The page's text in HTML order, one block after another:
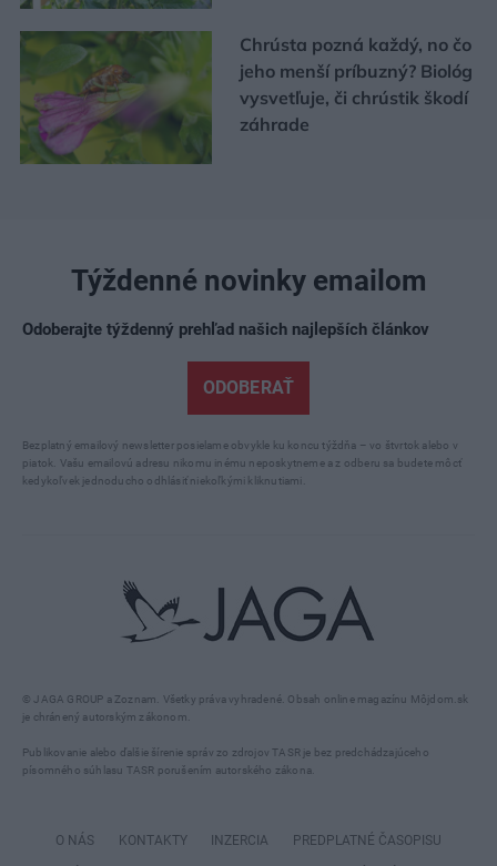
Chrústa pozná každý, no čo
jeho menší príbuzný? Biológ
vysvetľuje, či chrústik škodí
záhrade
© JAGA GROUP a Zoznam. Všetky práva vyhradené. Obsah online magazínu Môjdom.sk
je chránený autorským zákonom.
Publikovanie alebo ďalšie šírenie správ zo zdrojov TASR je bez predchádzajúceho
písomného súhlasu TASR porušením autorského zákona.
Týždenné novinky emailom
Odoberajte týždenný prehľad našich najlepších článkov
ODOBERAŤ
Bezplatný emailový newsletter posielame obvykle ku koncu týždňa – vo štvrtok alebo v
piatok. Vašu emailovú adresu nikomu inému neposkytneme a z odberu sa budete môcť
kedykoľvek jednoducho odhlásiť niekoľkými kliknutiami.
O NÁS KONTAKTY INZERCIA PREDPLATNÉ ČASOPISU